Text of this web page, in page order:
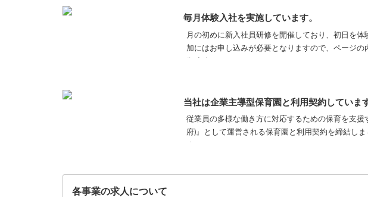
毎月体験入社を実施しています。
月の初めに新入社員研修を開催しており、初日を
加にはお申し込みが必要となりますので、ページ
当社は企業主導型保育園と利用契約していま
従業員の多様な働き方に対応するための保育を支援
府)』として運営される保育園と利用契約を締結し
各事業の求人について